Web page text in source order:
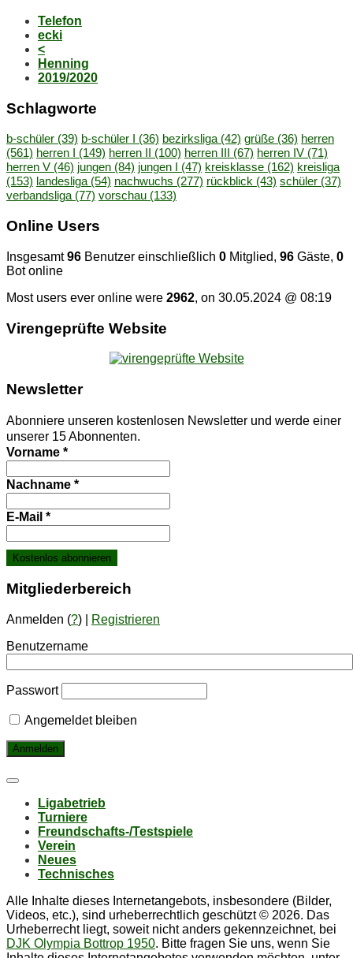
Telefon
ecki
<
Henning
2019/2020
Schlag­wor­te
b-schüler (39) b-schüler I (36) bezirksliga(42) grüße (36) herren
(561) herren I (149) herren II (100) herren III (67) herren IV (71)
herren V (46) jungen (84) jungen I (47) kreisklasse (162) kreisliga
(153) landesliga(54) nachwuchs (277) rückblick (43) schüler (37)
verbandsliga(77) vorschau (133)
On­line Users
Insgesamt96 Benutzer einschließlich 0 Mitglied, 96 Gäste, 0
Bot online
Most users ever online were 2962, on 30.05.2024 @ 08:19
Vi­ren­ge­prüf­te Website
News­let­ter
Abonniere unseren kostenlosen Newsletter und werde einer
unserer 15 Abonnenten.
Vorname *
Nachname *
E-Mail *
Mit­glie­der­be­reich
Anmelden (?) |
Registrieren
Benutzername
Passwort
Angemeldet bleiben
Li­ga­be­trieb
Tur­nie­re
Freund­schafts-/Test­spie­le
Ver­ein
Neu­es
Tech­ni­sches
Alle Inhalte dieses Internetangebots, insbesondere (Bilder,
Videos, etc.), sind urheberrechtlich geschützt © 2026. Das
Urheberrecht liegt, soweit nicht anders gekennzeichnet, bei
DJK Olympia Bottrop 1950. Bitte fragen Sie uns, wenn Sie